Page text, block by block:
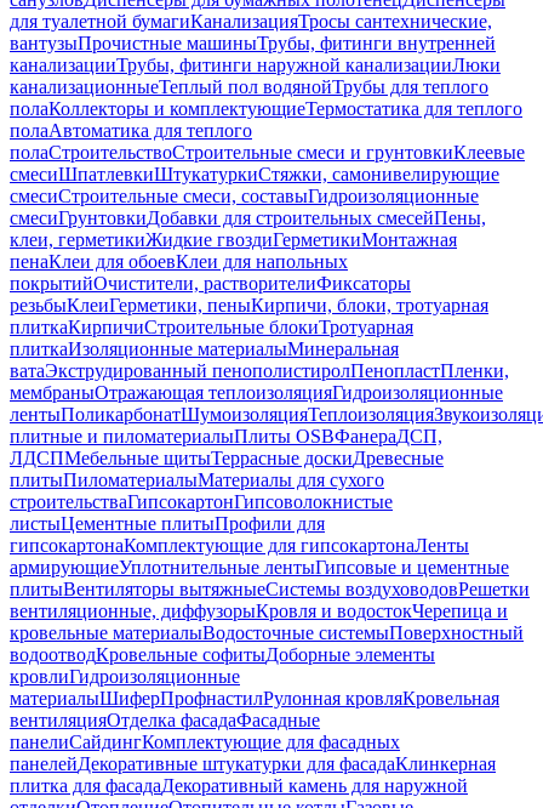
для туалетной бумагиКанализацияТросы сантехнические,
вантузыПрочистные машиныТрубы, фитинги внутренней
канализацииТрубы, фитинги наружной канализацииЛюки
канализационныеТеплый пол водянойТрубы для теплого
полаКоллекторы и комплектующиеТермостатика для теплого
полаАвтоматика для теплого
полаСтроительствоСтроительные смеси и грунтовкиКлеевые
смесиШпатлевкиШтукатуркиСтяжки, самонивелирующие
смесиСтроительные смеси, составыГидроизоляционные
смесиГрунтовкиДобавки для строительных смесейПены,
клеи, герметикиЖидкие гвоздиГерметикиМонтажная
пенаКлеи для обоевКлеи для напольных
покрытийОчистители, растворителиФиксаторы
резьбыКлеиГерметики, пеныКирпичи, блоки, тротуарная
плиткаКирпичиСтроительные блокиТротуарная
плиткаИзоляционные материалыМинеральная
ватаЭкструдированный пенополистиролПенопластПленки,
мембраныОтражающая теплоизоляцияГидроизоляционные
лентыПоликарбонатШумоизоляцияТеплоизоляция
плитные и пиломатериалыПлиты OSBФанераДСП,
ЛДСПМебельные щитыТеррасные доскиДревесные
плитыПиломатериалыМатериалы для сухого
строительстваГипсокартонГипсоволокнистые
листыЦементные плитыПрофили для
гипсокартонаКомплектующие для гипсокартонаЛенты
армирующиеУплотнительные лентыГипсовые и цементные
плитыВентиляторы вытяжныеСистемы воздуховодовРешетки
вентиляционные, диффузорыКровля и водостокЧерепица и
кровельные материалыВодосточные системыПоверхностный
водоотводКровельные софитыДоборные элементы
кровлиГидроизоляционные
материалыШиферПрофнастилРулонная кровляКровельная
вентиляцияОтделка фасадаФасадные
панелиСайдингКомплектующие для фасадных
панелейДекоративные штукатурки для фасадаКлинкерная
плитка для фасадаДекоративный камень для наружной